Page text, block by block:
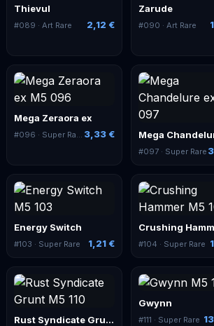
Thievul
#089 · Art Rare 2,12 €
Zarude
#090 · Art Rare
Mega Zeraora ex
#096 · Super Rare 3,33 € Mega
#097· Super Rare
Energy Switch
#103 · Super Rare 1,21 €
Crushing
#104 · Super Rare
Rust Syndicate Grunt
Gwynn
#111 · Super Rare